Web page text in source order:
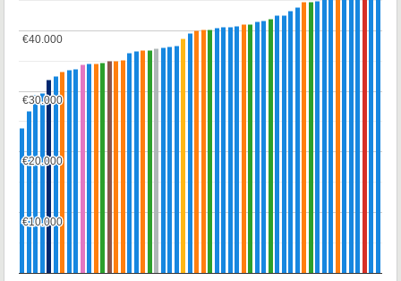
€10.000
€10.000
€20.000
€20.000
€30.000
€30.000
€40.000
€40.000